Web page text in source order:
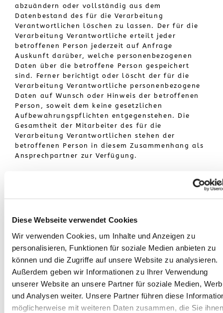
Diese Webseite verwendet Cookies
Wir verwenden Cookies, um Inhalte und Anzeigen zu
personalisieren, Funktionen für soziale Medien anbieten zu
können und die Zugriffe auf unsere Website zu analysieren.
Außerdem geben wir Informationen zu Ihrer Verwendung
unserer Website an unsere Partner für soziale Medien,
und Analysen weiter. Unsere Partner führen diese
möglicherweise mit weiteren Daten zusammen, die Sie ihnen
abzuändern oder vollständig aus dem
Datenbestand des für die Verarbeitung
Verantwortlichen löschen zu lassen. Der für die
Verarbeitung Verantwortliche erteilt jeder
betroffenen Person jederzeit auf Anfrage
Auskunft darüber, welche personenbezogenen
Daten über die betroffene Person gespeichert
sind. Ferner berichtigt oder löscht der für die
Verarbeitung Verantwortliche personenbezogene
Daten auf Wunsch oder Hinweis der betroffenen
Person, soweit dem keine gesetzlichen
Aufbewahrungspflichten entgegenstehen. Die
Gesamtheit der Mitarbeiter des für die
Verarbeitung Verantwortlichen stehen der
betroffenen Person in diesem Zusammenhang als
Ansprechpartner zur Verfügung.
PENETSDORFER" enthält aufgrund von
schnelle elektronische Kontaktaufnahme zu
unserem Unternehmen sowie eine unmittelbare
Kommunikation mit uns ermöglichen, was
sogenannten elektronischen Post (E-Mail-
Adresse) umfasst. Sofern eine betroffene Person
per E-Mail oder über ein Kontaktformular den
Kontakt mit dem für die Verarbeitung